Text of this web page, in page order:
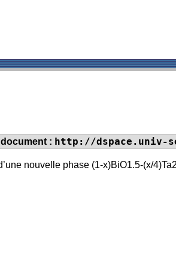
: http://dspace.univ-
nouvelle phase (1-x)BiO1.5-(x/